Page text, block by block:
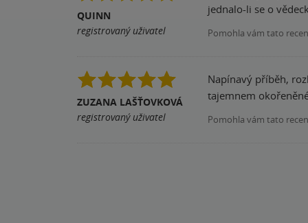
QUINN
registrovaný uživatel
jednalo-li se o
Pomohla vám tato
ZUZANA LAŠŤOVKOVÁ
registrovaný uživatel
Napínavý příběh,
tajemnem
Pomohla vám tato